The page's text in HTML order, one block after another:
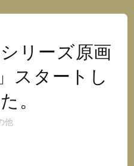
イ
ス
リーズ原画
スタートし
。
他